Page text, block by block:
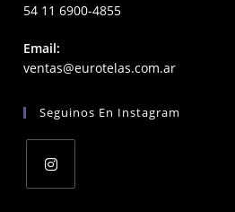
54 11 6900-4855
Email:
ventas@eurotelas.com.arOpens
application
Seguinos En Instagram